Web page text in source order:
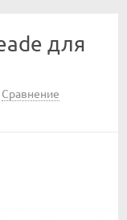
для
Сравнение